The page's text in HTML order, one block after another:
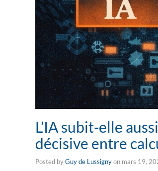
L’IA subit-elle
décisive entre
Posted byGuy de Lussignyon mars 19,